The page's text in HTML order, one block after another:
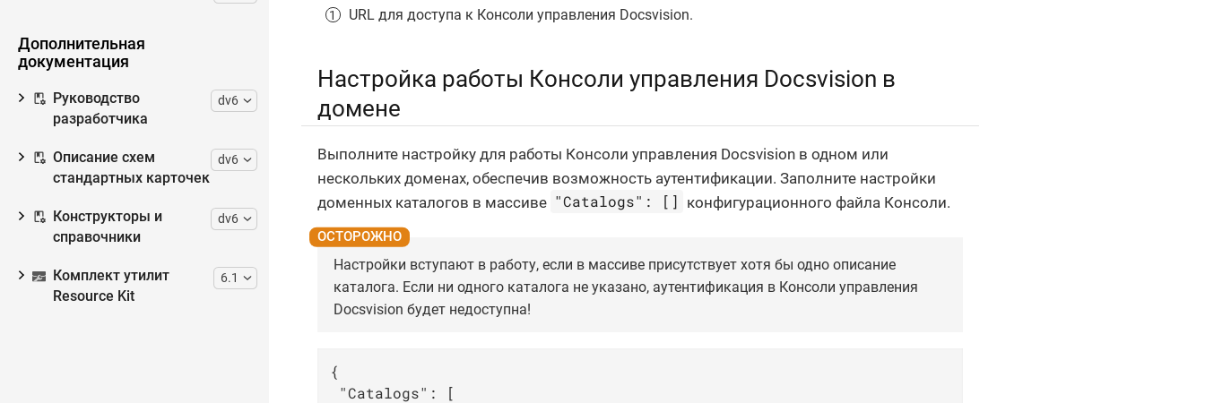
Дополнительная
документация
Руководство
разработчика
dv6
Описание схем
стандартных карточек
dv6
Конструкторы и
справочники
dv6
Комплект утилит
Resource Kit
6.1
URL для доступа к Консоли управления Docsvision.
Настройка работы Консоли управления Docsvision в
домене
Выполните настройку для работы Консоли управления Docsvision в одном или
нескольких доменах, обеспечив возможность аутентификации. Заполните настройки
доменных каталогов в массиве "Catalogs": [] конфигурационного файла Консоли.
Настройки вступают в работу, если в массиве присутствует хотя бы одно описание
каталога. Если ни одного каталога не указано, аутентификация в Консоли управления
Docsvision будет недоступна!
{
"Catalogs" : [